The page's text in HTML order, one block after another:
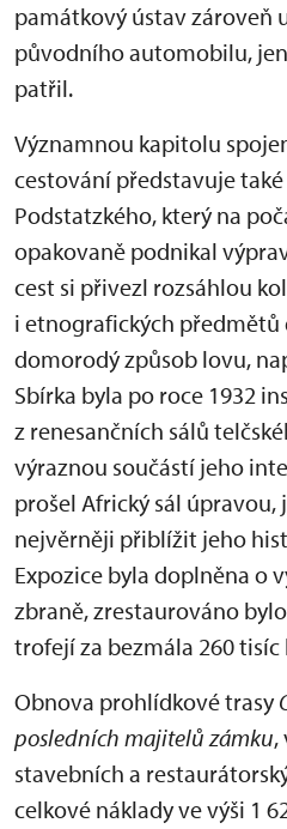
památkový ústav zároveň
původního automobilu,
patřil.
Významnou kapitolu
cestování představuje
Podstatzkého, který na
opakovaně podnikal
cest si přivezl rozsáhlou
i etnografických
domorodý způsob lovu,
Sbírka byla po roce 1932
z renesančních sálů
výraznou součástí jeho
prošel Africký sál
nejvěrněji přiblížit jeho
Expozice byla doplněna o
zbraně, zrestaurováno
trofejí za bezmála 260 tisíc
Obnova prohlídkové trasy
posledních majitelů zámku,
stavebních a
celkové náklady ve výši 1